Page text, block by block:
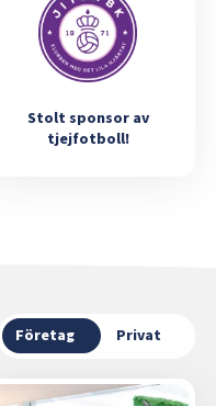
Stolt sponsor av
tjejfotboll!
Företag Privat